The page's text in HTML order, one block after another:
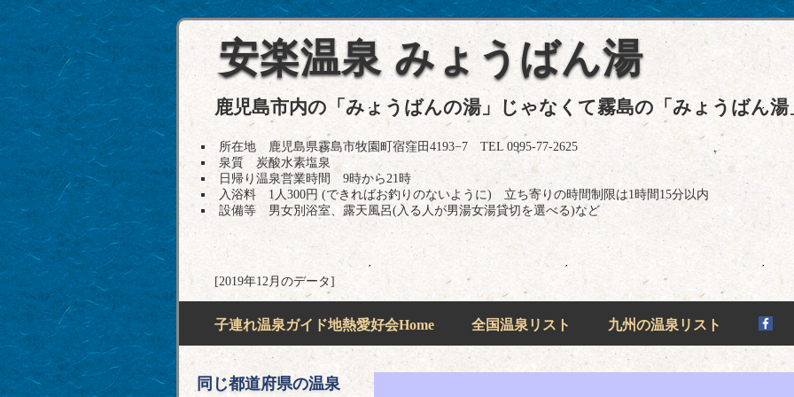
安楽温泉 みょうばん湯
鹿児島市内の「みょうばんの湯」じゃなくて霧島の「みょうばん湯
所在地 鹿児島県霧島市牧園町宿窪田4193−7 TEL 0995-77-2625
泉質 炭酸水素塩泉
日帰り温泉営業時間 9時から21時
入浴料 1人300円 (できればお釣りのないように) 立ち寄りの時間制限は1時間15分以内
設備等 男女別浴室、露天風呂(入る人が男湯女湯貸切を選べる)など
[2019年12月のデータ]
子連れ温泉ガイド地熱愛好会Home 全国温泉リスト 九州の温泉リスト
同じ都道府県の温泉